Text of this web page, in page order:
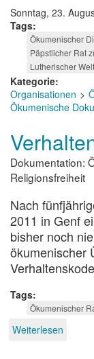
Sonntag, 23.
Tags
Ökumenischer
Päpstlicher Rat
Lutherischer
Kategorie
Organisationen
Ökumenische
Dokumentation:
Religionsfreiheit
Nach
2011 in Genf
bisher noch
ökumenischer
Tags
Ökumenischer
Weiterlesen